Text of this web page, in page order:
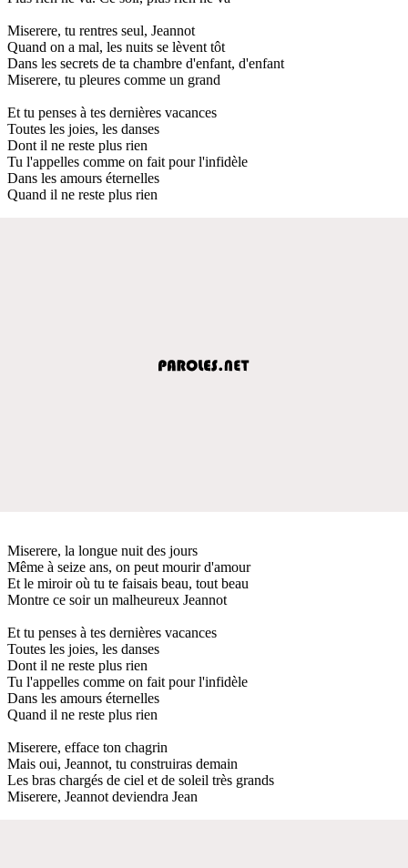
Miserere, tu rentres seul, Jeannot
Quand on a mal, les nuits se lèvent tôt
Dans les secrets de ta chambre d'enfant, d'enfant
Miserere, tu pleures comme un grand
Et tu penses à tes dernières vacances
Toutes les joies, les danses
Dont il ne reste plus rien
Tu l'appelles comme on fait pour l'infidèle
Dans les amours éternelles
Quand il ne reste plus rien
Miserere, la longue nuit des jours
Même à seize ans, on peut mourir d'amour
Et le miroir où tu te faisais beau, tout beau
Montre ce soir un malheureux Jeannot
Et tu penses à tes dernières vacances
Toutes les joies, les danses
Dont il ne reste plus rien
Tu l'appelles comme on fait pour l'infidèle
Dans les amours éternelles
Quand il ne reste plus rien
Miserere, efface ton chagrin
Mais oui, Jeannot, tu construiras demain
Les bras chargés de ciel et de soleil très grands
Miserere, Jeannot deviendra Jean